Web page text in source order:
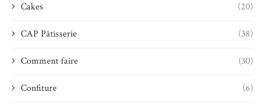
Cakes (20)
CAP Pâtisserie (38)
Comment faire (30)
Confiture (6)